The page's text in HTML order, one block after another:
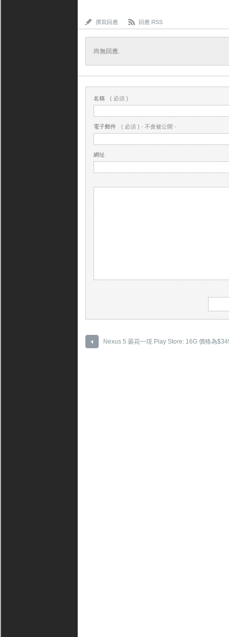
撰寫回應 回應 RSS
尚無回應.
名稱 ( 必須 )
電子郵件 ( 必須 ) - 不會被公開 -
網址
Nexus 5 曇花一現 Play Store: 16G 價格為